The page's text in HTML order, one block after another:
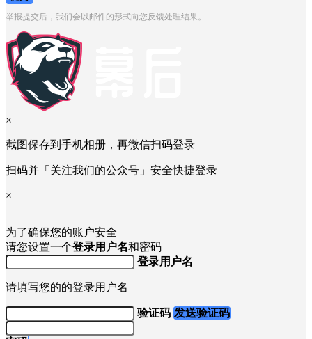
提交
举报提交后，我们会以邮件的形式向您反馈处理结果。
×
截图保存到手机相册，再微信扫码登录
为了确保您的账户安全
请您设置一个登录用户名和密码
请填写您的的登录用户名